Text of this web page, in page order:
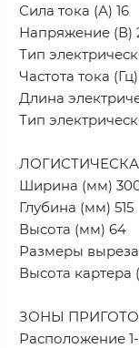
Сила тока (А) 16
Напряжение (В)
Тип
Частота тока
Длина
Тип
Ширина (мм)
Глубина (мм) 515
Высота (мм) 64
Размеры
Высота картера
ЗОНЫ
Расположение